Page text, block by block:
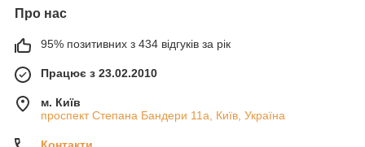
Про нас
95% позитивних з 434 відгуків за рік
Працює з 23.02.2010
м. Київ
проспект Степана Бандери 11а, Київ, Україна